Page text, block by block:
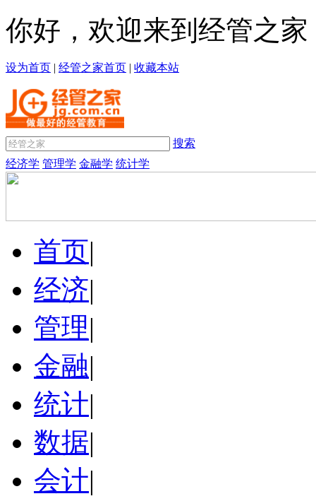
你好，欢迎来到经管之家
设为首页 | 经管之家首页 | 收藏本站
搜索
经济学 管理学 金融学 统计学
首页|
经济|
管理|
金融|
统计|
数据|
会计|